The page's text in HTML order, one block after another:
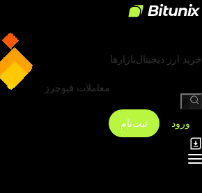
خرید ارز دیجیتالبازارها
معاملات فیوچرز
ورود
ثبت‌نام